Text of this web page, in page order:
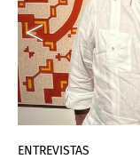
ENTREVISTAS